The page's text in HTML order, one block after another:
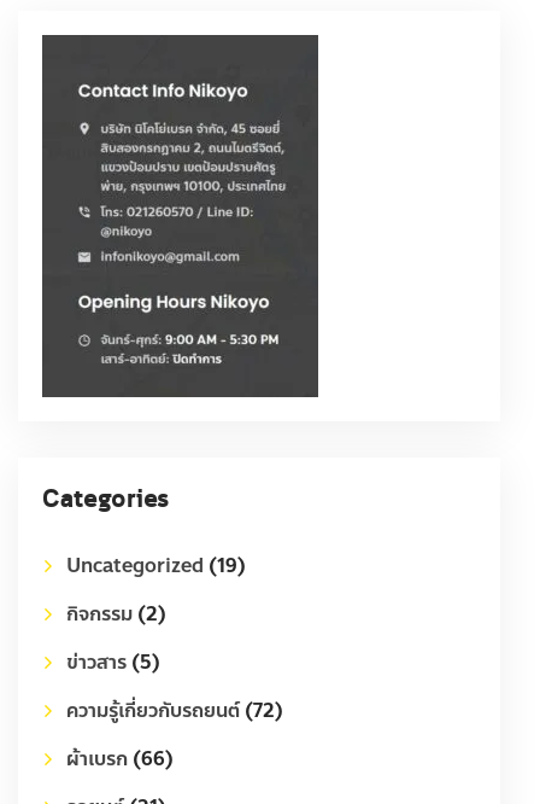
Categories
Uncategorized (19)
กิจกรรม (2)
ข่าวสาร (5)
ความรู้เกี่ยวกับรถยนต์(72)
ผ้าเบรก (66)